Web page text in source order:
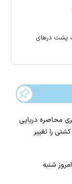
پشت در‌های
محاصره دریایی
ایران، مسیر بیش از ۵۰ کشتی را تغییر
شنبه